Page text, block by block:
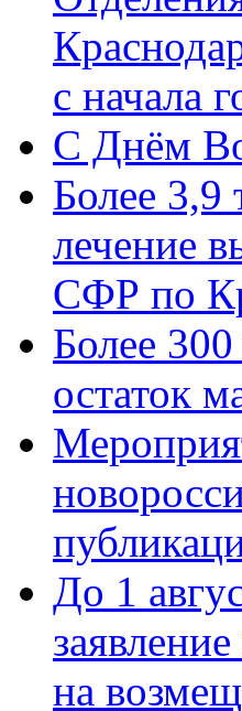
с начала
C Днём
Более 3,9
лечение
СФР по
Более
остаток
До 1
на